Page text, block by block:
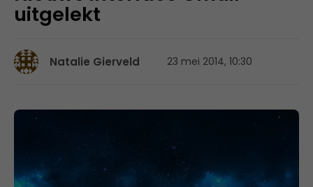
uitgelekt
Natalie Gierveld 23 mei 2014, 10:30